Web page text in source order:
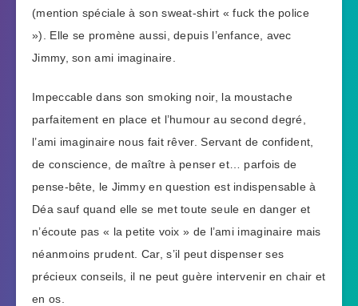
(mention spéciale à son sweat-shirt « fuck the police
»). Elle se promène aussi, depuis l’enfance, avec
Jimmy, son ami imaginaire.
Impeccable dans son smoking noir, la moustache
parfaitement en place et l’humour au second degré,
l’ami imaginaire nous fait rêver. Servant de confident,
de conscience, de maître à penser et… parfois de
pense-bête, le Jimmy en question est indispensable à
Déa sauf quand elle se met toute seule en danger et
n’écoute pas « la petite voix » de l’ami imaginaire mais
néanmoins prudent. Car, s’il peut dispenser ses
précieux conseils, il ne peut guère intervenir en chair et
en os.